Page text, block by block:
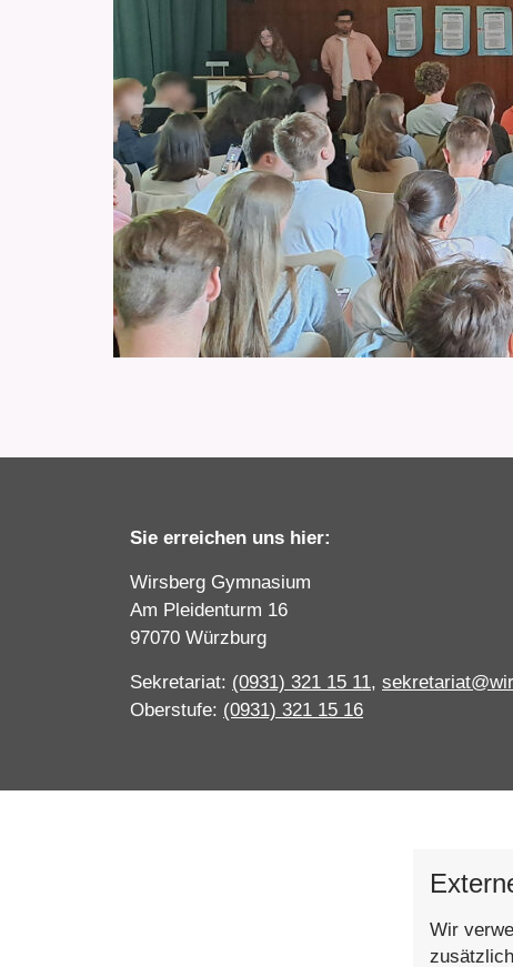
Sie erreichen uns hier:
Wirsberg Gymnasium
Am Pleidenturm 16
97070 Würzburg
Sekretariat: (0931) 321 15 11,
Oberstufe: (0931) 321 15 16
Wir